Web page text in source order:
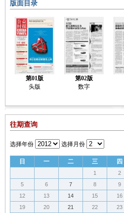
版面目录
第01版
头版
第02版
数字
往期查询
选择年份 选择月份
日 一 二 三 四
1 2
5
6 7 8 9
12
13 14 15 16
19
20 21 22 23